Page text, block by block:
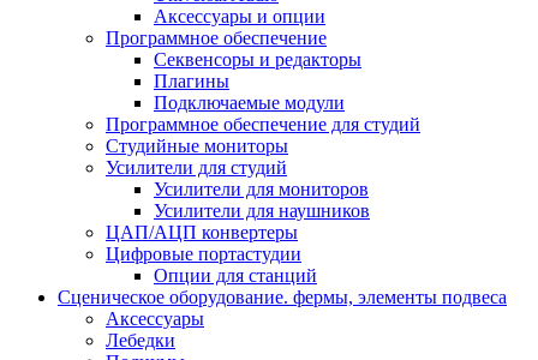
Аксессуары и опции
Программное обеспечение
Cеквенсоры и редакторы
Плагины
Подключаемые модули
Программное обеспечение для студий
Студийные мониторы
Усилители для студий
Усилители для мониторов
Усилители для наушников
ЦАП/АЦП конвертеры
Цифровые портастудии
Опции для станций
Сценическое оборудование. фермы, элементы подвеса
Аксессуары
Лебедки